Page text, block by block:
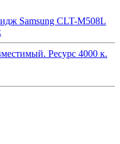
Samsung CLT-M508L
Ресурс 4000 к.